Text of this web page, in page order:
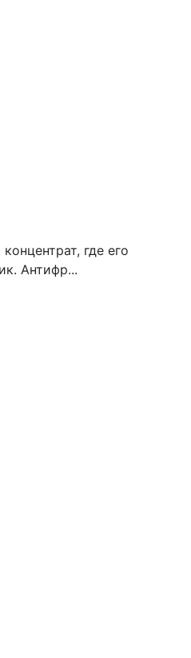
где его
Антифр...